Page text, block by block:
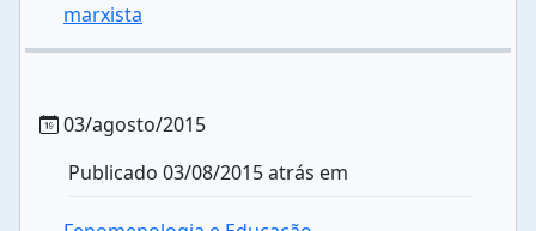
marxista
03/agosto/2015
Publicado 03/08/2015 atrás em